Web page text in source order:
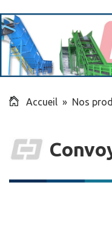
Accueil » Nos